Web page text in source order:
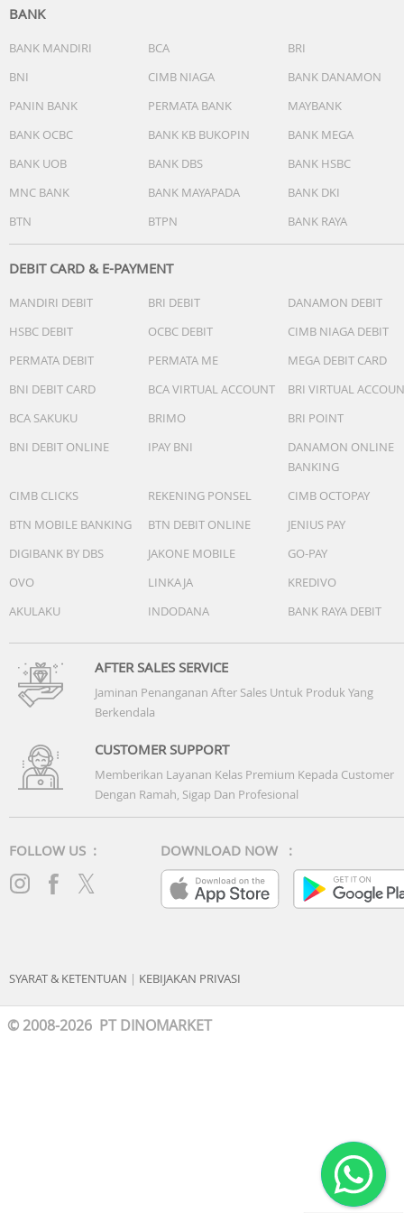
Nyalakan dengan menekan tombol ‘ON/OFF’
diukur. Perhatikan tidak melewati batas penutupnya.
Tunggu sebentar hingga angka dilayarnya akan stabil dan
Tekan tombol “SHIFT” jika ingin mengganti bacaan C atau
dan EC atau TDS.
Sebaiknya tetap melakukan pengecekan ketepatan
PPM dengan menggunakan calibration solution atau
Jika belum tepat, maka untuk melakukan kalibrasi harus
secara manual, yakni dengan membuka label bagian
secara hati-hati dan di samping tombol “shift” ada skrup
didapatkan ukuran PPM yang sesuai dengan cairan
kalibrasi.
Berikut gambar srkup yang harus diputar apabila ingin
mengganti settingan atau kalibrasi manual: bisa lihat di
BANK
BANK MANDIRI BCA
BRI
BNI
CIMB NIAGA
BANK DANAMON
PANIN BANK
PERMATA BANK
MAYBANK
BANK OCBC
BANK KB BUKOPIN
BANK MEGA
BANK UOB
BANK DBS
BANK HSBC
MNC BANK
BANK MAYAPADA
BANK DKI
BTN
BTPN BANK RAYA
DEBIT CARD & E-PAYMENT
MANDIRI DEBIT BRI DEBIT
DANAMON DEBIT
HSBC DEBIT
OCBC DEBIT
CIMB NIAGA DEBIT
PERMATA DEBIT
PERMATA ME
MEGA DEBIT CARD
BNI DEBIT CARD
BCA VIRTUAL ACCOUNT
BRI VIRTUAL
BCA SAKUKU
BRIMO
BRI POINT
BNI DEBIT ONLINE
IPAY BNI
DANAMON ONLINE
BANKING
CIMB CLICKS
REKENING PONSEL
CIMB OCTOPAY
BTN MOBILE BANKING
BTN DEBIT ONLINE
JENIUS PAY
DIGIBANK BY DBS
JAKONE MOBILE
GO-PAY
OVO
LINKAJA
KREDIVO
AKULAKU
INDODANA BANK RAYA DEBIT
AFTER SALES SERVICE
Jaminan Penanganan After Sales Untuk Produk Yang
Berkendala
CUSTOMER SUPPORT
Memberikan Layanan Kelas Premium Kepada Customer
Dengan Ramah, Sigap Dan Profesional
FOLLOW US : DOWNLOAD NOW :
SYARAT & KETENTUAN | KEBIJAKAN PRIVASI
© 2008-2026 PT DINOMARKET